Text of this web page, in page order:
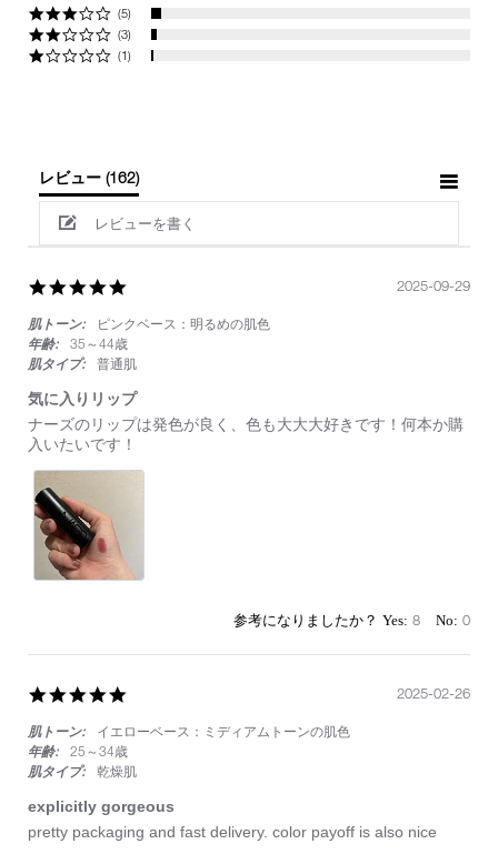
(5)
(3)
(1)
レビュー (162)
レビューを書く
rating
肌トーン:
ピンクベース：明るめの肌色
年齢:
35～44歳
肌タイプ:
普通肌
気に入りリップ
Review
by
Sep
2025
review
stating
入
り
リ
プ
ナーズのリップは発色が良く、色も大大大好きです！何本か購
入いたいです！
2025-09-29
8 0
rating
肌トーン:
イエローベース：ミディアムトーンの肌色
年齢:
25～34歳
肌タイプ:
乾燥肌
explicitly gorgeous
Review
review
pretty packaging and fast delivery. color payoff is also nice
2025-02-26